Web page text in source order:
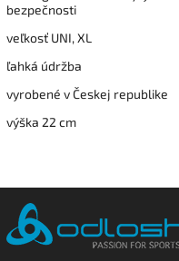
bezpečnosti
veľkosť UNI, XL
ľahká údržba
vyrobené v Českej republike
výška 22 cm